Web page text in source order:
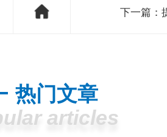
下一篇：
热门文章
articles